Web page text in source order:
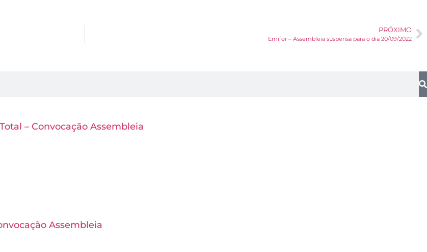
PRÓXIMO
Emifor – Assembleia suspensa para o dia 20/09/2022
– Convocação Assembleia
Assembleia